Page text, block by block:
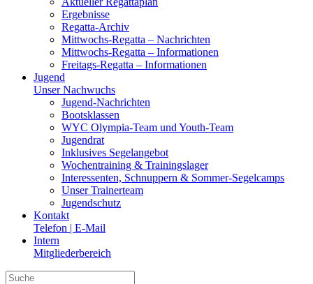
Ergebnisse
Regatta-Archiv
Mittwochs-Regatta – Nachrichten
Mittwochs-Regatta – Informationen
Freitags-Regatta – Informationen
Jugend
Unser Nachwuchs
Jugend-Nachrichten
Bootsklassen
WYC Olympia-Team und Youth-Team
Jugendrat
Inklusives Segelangebot
Wochentraining & Trainingslager
Interessenten, Schnuppern & Sommer-Segelcamps
Unser Trainerteam
Jugendschutz
Kontakt
Telefon | E-Mail
Intern
Mitgliederbereich